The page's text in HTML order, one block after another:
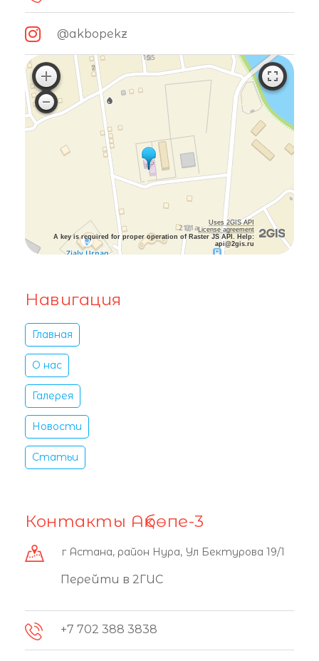
@akbopekz
Uses 2GIS API
License agreement
A key is required for proper operation of Raster JS API. Help:
api@2gis.ru
Навигация
Главная
О нас
Галерея
Новости
Статьи
Контакты Ақбөпе-3
г Астана, район Нура, Ул Бектурова 19/1
Перейти в 2ГИС
+7 702 388 3838